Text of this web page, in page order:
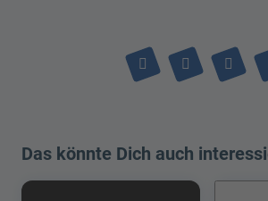
Das könnte Dich auch